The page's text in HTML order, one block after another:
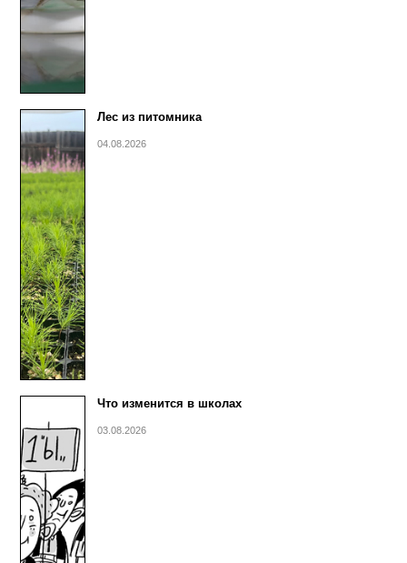
Лес из питомника
04.08.2026
Что изменится в школах
03.08.2026